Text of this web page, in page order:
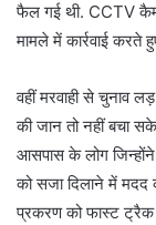
फैल गई थी. CCTV
मामले में कार्रवाई करते
वहीं मरवाही से चुनाव
की जान तो नहीं बचा
आसपास के लोग
को सजा दिलाने में मदद
प्रकरण को फास्ट